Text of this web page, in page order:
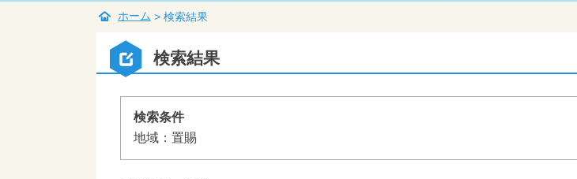
ホーム > 検索結果
検索結果
検索条件
地域：置賜